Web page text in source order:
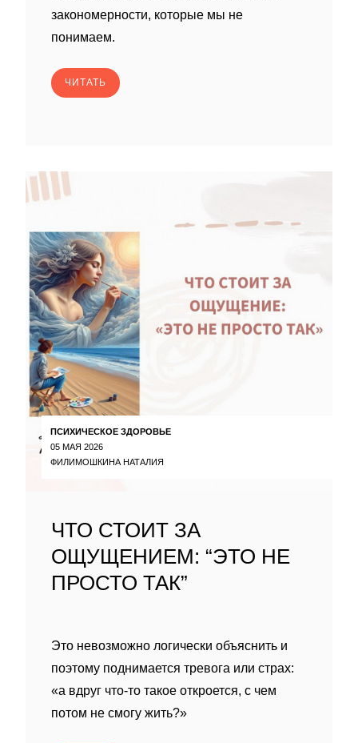
закономерности, которые мы не
понимаем.
ЧИТАТЬ
ПСИХИЧЕСКОЕ ЗДОРОВЬЕ
05 МАЯ 2026
ФИЛИМОШКИНА НАТАЛИЯ
ЧТО СТОИТ ЗА
ОЩУЩЕНИЕМ: “ЭТО НЕ
ПРОСТО ТАК”
Это невозможно логически объяснить и
поэтому поднимается тревога или страх:
«а вдруг что-то такое откроется, с чем
потом не смогу жить?»